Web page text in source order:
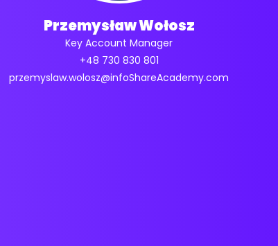
Przemysław Wołosz
Key Account Manager
+48 730 830 801
przemyslaw.wolosz@infoShareAcademy.com